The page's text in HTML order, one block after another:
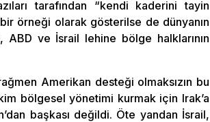
tarafından “kendi kaderini tayin
örneği olarak gösterilse de dünyanın
ve İsrail lehine bölge halklarının
Amerikan desteği olmaksızın bu
bölgesel yönetimi kurmak için Irak’a
başkası değildi. Öte yandan İsrail,